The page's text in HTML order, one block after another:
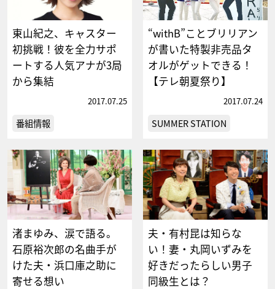
東山紀之、キャスター
初挑戦！彼を全力サポ
ートする人気アナが3局
から集結
2017.07.25
番組情報
“withB”ことブリリアン
が書いた特製非売品タ
オルがゲットできる！
【テレ朝夏祭り】
2017.07.24
SUMMER STATION
渚まゆみ、涙で語る。
石原裕次郎の名曲手が
けた夫・浜口庫之助に
寄せる想い
夫・有村昆は知らな
い！妻・丸岡いずみを
好きだったらしい男子
同級生とは？